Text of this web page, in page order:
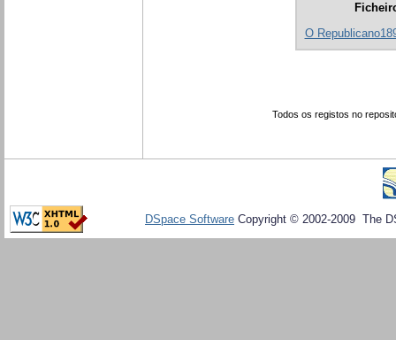
O
Todos os registos no
DSpace Software Copyright © 2002-2009 The